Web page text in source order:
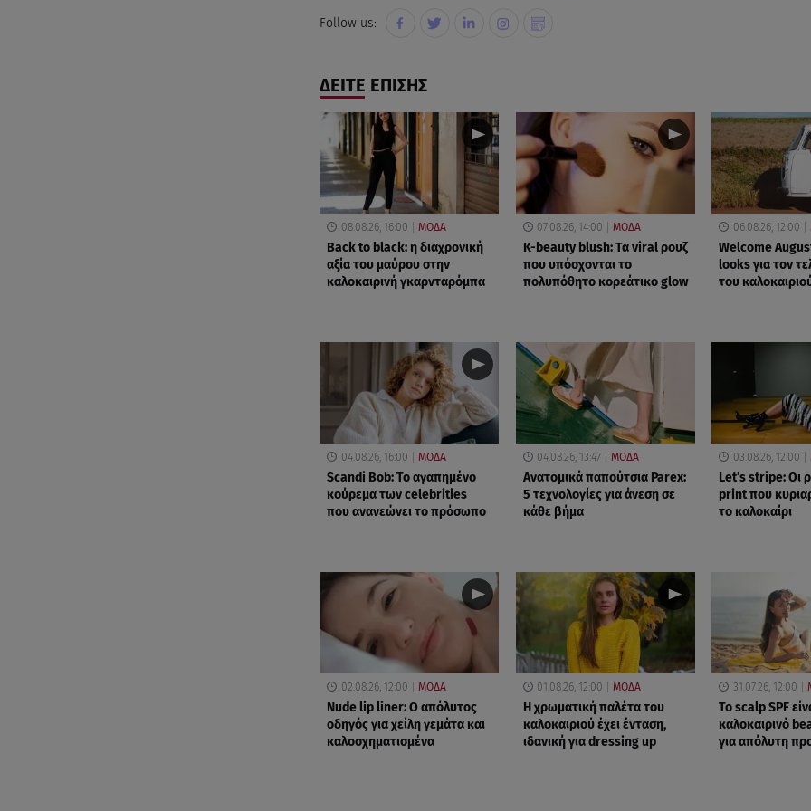
Follow us:
ΔΕΙΤΕ ΕΠΙΣΗΣ
08.08.26, 16:00 ΜΟΔΑ
Back to black: η διαχρονική
αξία του μαύρου στην
καλοκαιρινή γκαρνταρόμπα
07.08.26, 14:00 ΜΟΔΑ
K-beauty blush: Τα viral ρουζ
που υπόσχονται το
πολυπόθητο κορεάτικο glow
06.08.26, 12:00
Welcome
looks για τον
του
04.08.26, 16:00 ΜΟΔΑ
Scandi Bob: Το αγαπημένο
κούρεμα των celebrities
που ανανεώνει το πρόσωπο
04.08.26, 13:47 ΜΟΔΑ
Ανατομικά παπούτσια Parex:
5 τεχνολογίες για άνεση σε
κάθε βήμα
03.08.26, 12:00
Let’s stripe: Οι
print που
το καλοκαίρι
02.08.26, 12:00 ΜΟΔΑ
Nude lip liner: Ο απόλυτος
οδηγός για χείλη γεμάτα και
καλοσχηματισμένα
01.08.26, 12:00 ΜΟΔΑ
Η χρωματική παλέτα του
καλοκαιριού έχει ένταση,
ιδανική για dressing up
31.07.26, 12:00
Το scalp SPF
καλοκαιρινό
για απόλυτη